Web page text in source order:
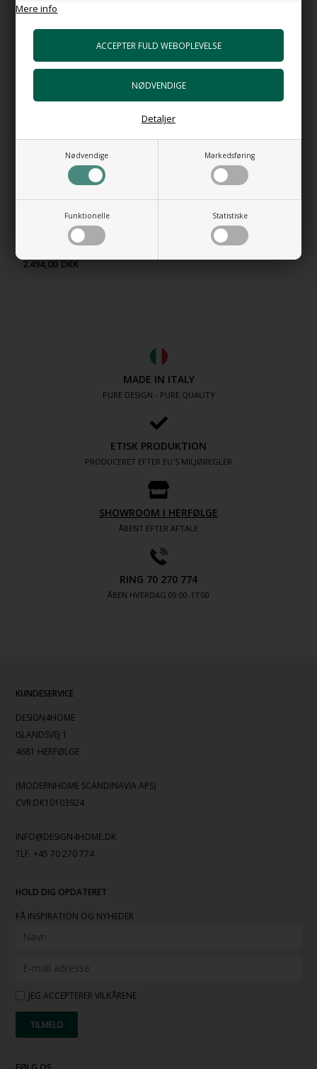
Mere info
Nødvendige Markedsføring
Funktionelle Statistiske
Detaljer
sidde på.
RELATEREDE PRODUKTER
Toiletsæde med Soft Close til
THIN væghængt toilet
2.494,00 DKK
MADE IN ITALY
PURE DESIGN - PURE QUALITY
ETISK PRODUKTION
PRODUCERET EFTER EU´S MILJØREGLER
SHOWROOM I HERFØLGE
ÅBENT EFTER AFTALE
RING 70 270 774
ÅBEN HVERDAG 09:00-17.00
KUNDESERVICE
DESIGN4HOME
ISLANDSVEJ 1
4681 HERFØLGE
(MODERNHOME SCANDINAVIA APS)
CVR:DK10103924
INFO@DESIGN4HOME.DK
TLF. +45 70 270 774
HOLD DIG OPDATERET
FÅ INSPIRATION OG NYHEDER
JEG ACCEPTERER VILKÅRENE